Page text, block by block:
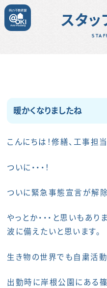
スタ
暖かくなりましたね
こんにちは！修繕、工事担
ついに・・・！
ついに緊急事態宣言が解除
やっとか・・・と思いもあり
波に備えたいと思います。
生き物の世界でも自粛活動
出勤時に岸根公園にある